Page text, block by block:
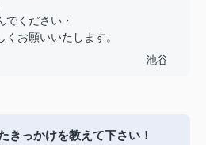
でください・
くお願いいたします。
池谷
きっかけを教えて下さい！